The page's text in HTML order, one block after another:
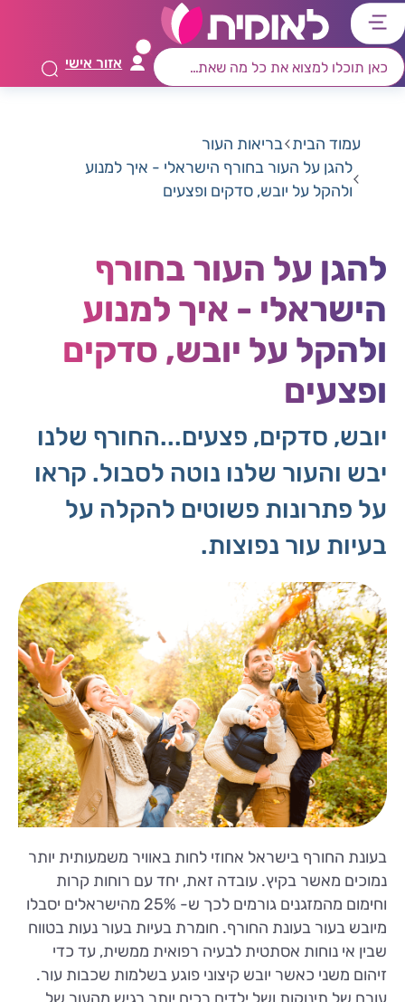
דלג
לתפריט
ראשי
דלג
לרכיב
חיפוש
דלג
לתוכן
מרכזי
דלג
לאזור
קישורים
אזור אישי
עמוד הבית בריאות העור
להגן על העור בחורף הישראלי - איך למנוע
ולהקל על יובש, סדקים ופצעים
להגן על העור בחורף
הישראלי - איך למנוע
ולהקל על יובש, סדקים
ופצעים
יובש, סדקים, פצעים...החורף שלנו
יבש והעור שלנו נוטה לסבול. קראו
על פתרונות פשוטים להקלה על
בעיות עור נפוצות.
בעונת החורף בישראל אחוזי לחות באוויר משמעותית יותר
נמוכים מאשר בקיץ. עובדה זאת, יחד עם רוחות קרות
וחימום מהמזגנים גורמים לכך ש- 25% מהישראלים יסבלו
מיובש בעור בעונת החורף. חומרת בעיות בעור נעות בטווח
שבין אי נוחות אסתטית לבעיה רפואית ממשית, עד כדי
זיהום משני כאשר יובש קיצוני פוגע בשלמות שכבות עור.